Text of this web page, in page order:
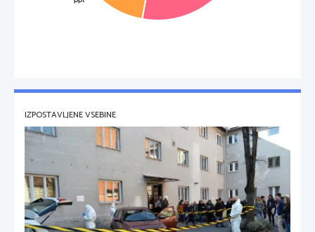
IZPOSTAVLJENE VSEBINE